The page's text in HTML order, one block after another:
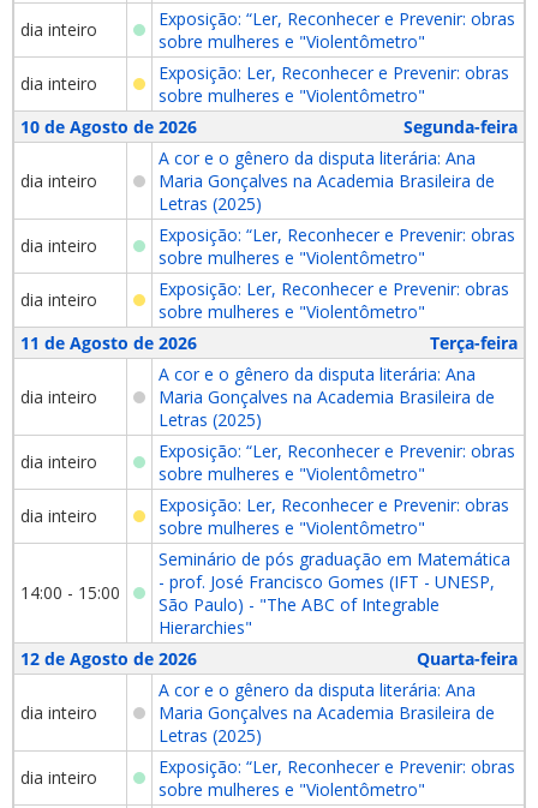
dia inteiro
Exposição: “Ler, Reconhecer e Prevenir: obras
sobre mulheres e "Violentômetro"
dia inteiro
Exposição: Ler, Reconhecer e Prevenir: obras
sobre mulheres e "Violentômetro"
10 de Agosto de 2026
Segunda-feira
dia inteiro
A cor e o gênero da disputa literária: Ana
Maria Gonçalves na Academia Brasileira de
Letras (2025)
dia inteiro
Exposição: “Ler, Reconhecer e Prevenir: obras
sobre mulheres e "Violentômetro"
dia inteiro
Exposição: Ler, Reconhecer e Prevenir: obras
sobre mulheres e "Violentômetro"
11 de Agosto de 2026
Terça-feira
dia inteiro
A cor e o gênero da disputa literária: Ana
Maria Gonçalves na Academia Brasileira de
Letras (2025)
dia inteiro
Exposição: “Ler, Reconhecer e Prevenir: obras
sobre mulheres e "Violentômetro"
dia inteiro
Exposição: Ler, Reconhecer e Prevenir: obras
sobre mulheres e "Violentômetro"
14:00 - 15:00
Seminário de pós graduação em Matemática
- prof. José Francisco Gomes (IFT - UNESP,
São Paulo) - "The ABC of Integrable
Hierarchies"
12 de Agosto de 2026
Quarta-feira
dia inteiro
A cor e o gênero da disputa literária: Ana
Maria Gonçalves na Academia Brasileira de
Letras (2025)
dia inteiro
Exposição: “Ler, Reconhecer e Prevenir: obras
sobre mulheres e "Violentômetro"